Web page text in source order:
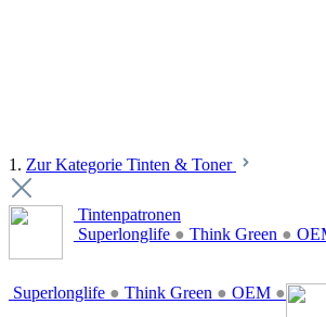
1. Zur Kategorie Tinten & Toner
Tintenpatronen
Superlonglife ● Think Green ●
Superlonglife ● Think Green ● OEM ●